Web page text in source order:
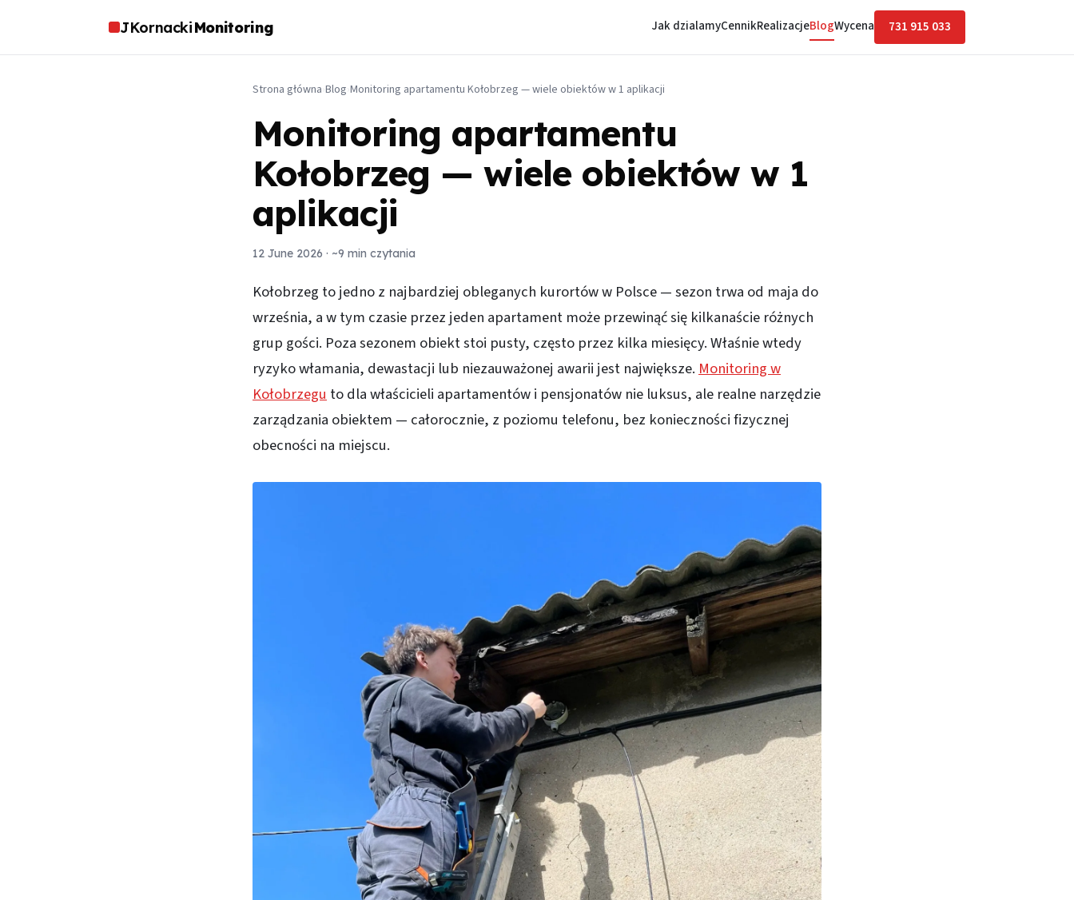
JKornackiMonitoring Jak dzialamyCennikRealizacjeBlogWycena 731 915 033
Strona główna Blog Monitoring apartamentu Kołobrzeg — wiele obiektów w 1 aplikacji
Monitoring apartamentu
Kołobrzeg — wiele obiektów w 1
aplikacji
12 June 2026 · ~9 min czytania
Kołobrzeg to jedno z najbardziej obleganych kurortów w Polsce — sezon trwa od maja do
września, a w tym czasie przez jeden apartament może przewinąć się kilkanaście różnych
grup gości. Poza sezonem obiekt stoi pusty, często przez kilka miesięcy. Właśnie wtedy
ryzyko włamania, dewastacji lub niezauważonej awarii jest największe.Monitoring w
Kołobrzeguto dla właścicieli apartamentów i pensjonatów nie luksus, ale realne narzędzie
zarządzania obiektem — całorocznie, z poziomu telefonu, bez konieczności fizycznej
obecności na miejscu.